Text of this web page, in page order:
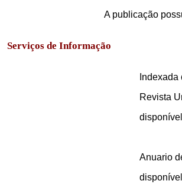
A publicação
Serviços de Informação
Revista
Anuario